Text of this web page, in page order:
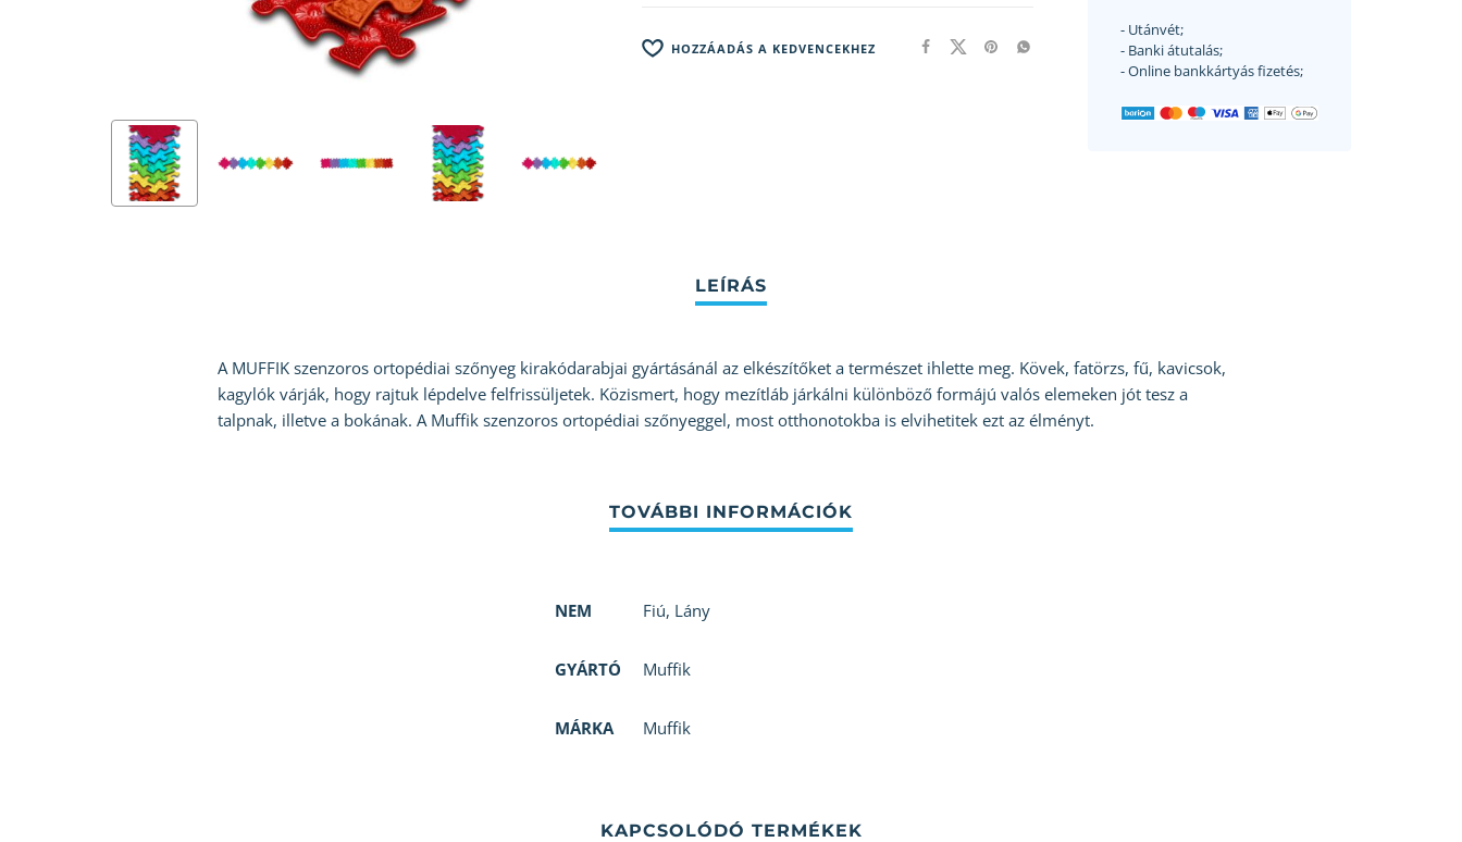
HOZZÁADÁS A KEDVENCEKHEZ
- Utánvét;
- Banki átutalás;
- Online bankkártyás fizetés;
A MUFFIK szenzoros ortopédiai szőnyeg kirakódarabjai gyártásánál az elkészítőket a természet ihlette meg. Kövek, fatörzs, fű, kavicsok,
kagylók várják, hogy rajtuk lépdelve felfrissüljetek. Közismert, hogy mezítláb járkálni különböző formájú valós elemeken jót tesz a
talpnak, illetve a bokának. A Muffik szenzoros ortopédiai szőnyeggel, most otthonotokba is elvihetitek ezt az élményt.
NEM Fiú, Lány
GYÁRTÓ Muffik
MÁRKA Muffik
KAPCSOLÓDÓ TERMÉKEK